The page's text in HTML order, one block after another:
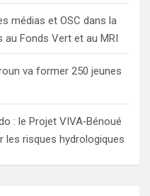
médias et OSC dans la
Fonds Vert et au MRI
va former 250 jeunes
: le Projet VIVA‑Bénoué
les risques hydrologiques